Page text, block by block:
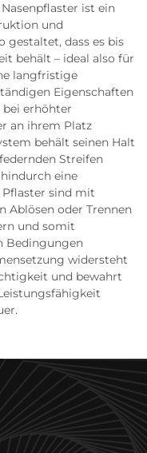
ist ein
und
gestaltet, dass es bis
behält – ideal also für
langfristige
Eigenschaften
bei erhöhter
an ihrem Platz
behält seinen Halt
Streifen
eine
sind mit
Ablösen oder Trennen
und somit
Bedingungen
widersteht
und bewahrt